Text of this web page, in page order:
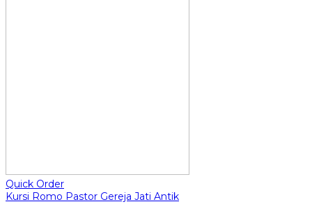
Quick Order
Kursi Romo Pastor Gereja Jati Antik